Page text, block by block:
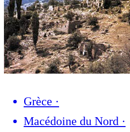
Grèce ·
Macédoine du Nord ·